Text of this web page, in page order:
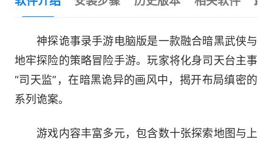
神探诡事录手游电脑版是一款融合暗黑武侠与
地牢探险的策略冒险手游。玩家将化身司天台主事
“司天监”，在暗黑诡异的画风中，揭开布局缜密的
系列诡案。
游戏内容丰富多元，包含数十张探索地图与上